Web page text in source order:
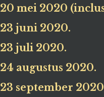
20 mei 2020
23 juni 2020.
23 juli 2020.
24 augustus 2020.
23 september